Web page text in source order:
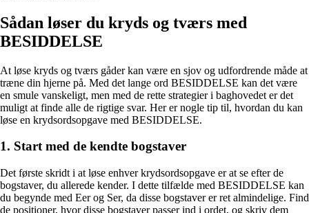
Sådan løser du kryds og tværs med
BESIDDELSE
At løse kryds og tværs gåder kan være en sjov og udfordrende måde at
træne din hjerne på. Med det lange ord BESIDDELSE kan det være
en smule vanskeligt, men med de rette strategier i baghovedet er det
muligt at finde alle de rigtige svar. Her er nogle tip til, hvordan du kan
løse en krydsordsopgave med BESIDDELSE.
1. Start med de kendte bogstaver
Det første skridt i at løse enhver krydsordsopgave er at se efter de
bogstaver, du allerede kender. I dette tilfælde med BESIDDELSE kan
du begynde med Eer og Ser, da disse bogstaver er ret almindelige. Find
de positioner, hvor disse bogstaver passer ind i ordet, og skriv dem